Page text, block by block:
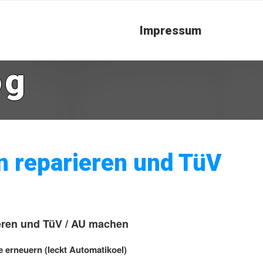
Impressum
reparieren und TüV
und TüV / AU machen
(leckt Automatikoel)